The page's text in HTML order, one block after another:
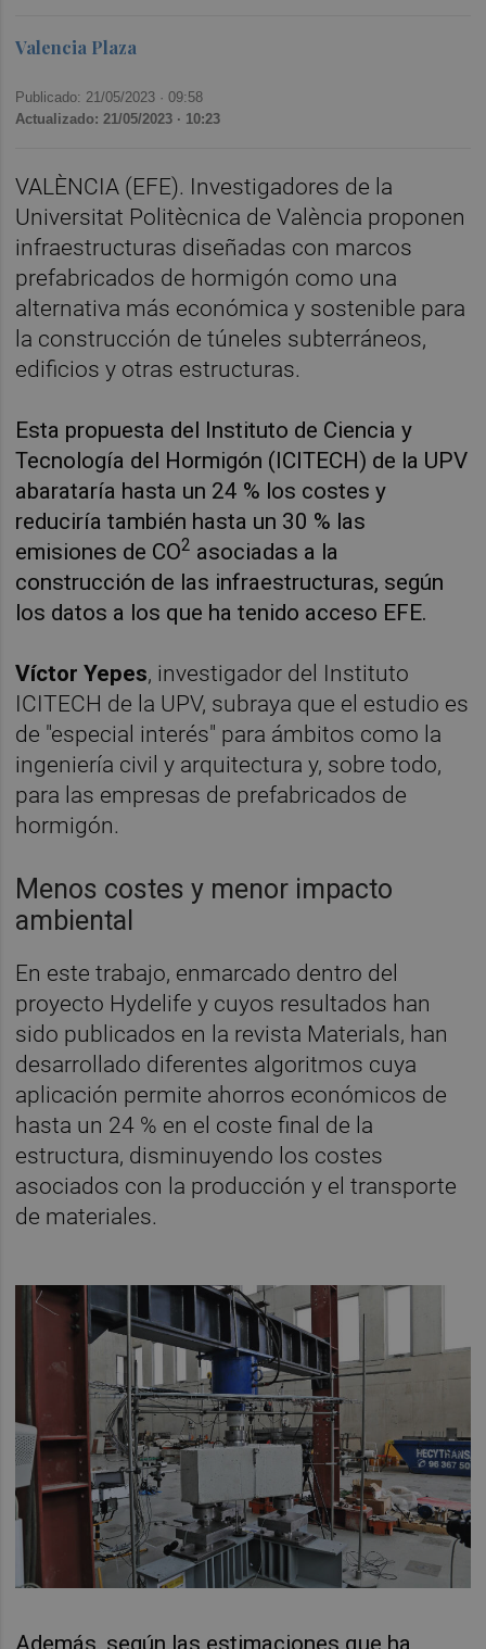
Valencia Plaza
Publicado: 21/05/2023 ·09:58
Actualizado: 21/05/2023 · 10:23
VALÈNCIA (EFE). Investigadores de la
Universitat Politècnica de València proponen
infraestructuras diseñadas con marcos
prefabricados de hormigón como una
alternativa más económica y sostenible para
la construcción de túneles subterráneos,
edificios y otras estructuras.
Esta propuesta del Instituto de Ciencia y
Tecnología del Hormigón (ICITECH) de la UPV
abarataría hasta un 24 % los costes y
reduciría también hasta un 30 % las
emisiones de CO2 asociadas a la
construcción de las infraestructuras, según
los datos a los que ha tenido acceso EFE.
Víctor Yepes, investigador del Instituto
ICITECH de la UPV, subraya que el estudio es
de "especial interés" para ámbitos como la
ingeniería civil y arquitectura y, sobre todo,
para las empresas de prefabricados de
hormigón.
Menos costes y menor impacto
ambiental
En este trabajo, enmarcado dentro del
proyecto Hydelife y cuyos resultados han
sido publicados en la revista Materials, han
desarrollado diferentes algoritmos cuya
aplicación permite ahorros económicos de
hasta un 24 % en el coste final de la
estructura, disminuyendo los costes
asociados con la producción y el transporte
de materiales.
Además, según las estimaciones que ha